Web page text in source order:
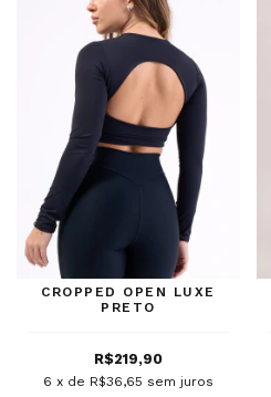
CROPPED OPEN LUXE
PRETO
R$219,90
6 x de R$36,65 sem juros